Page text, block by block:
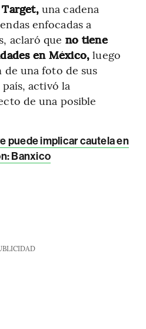
Target,una cadena
enfocadas a
aclaró que no tiene
en México, luego
una foto de sus
activó la
de una posible
puede implicar cautela en
Banxico